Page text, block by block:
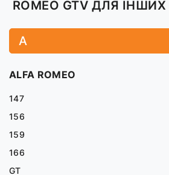
ROMEO GTV ДЛЯ
A
ALFA ROMEO
147
156
159
166
GT